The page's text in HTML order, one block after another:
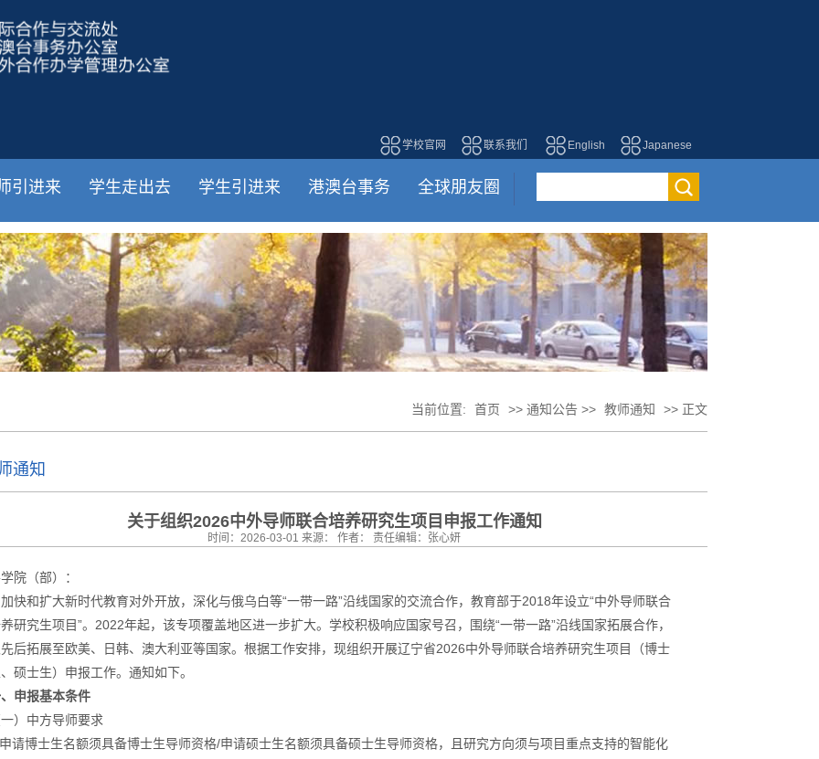
学校官网 联系我们 English Japanese
引进来 学生走出去 学生引进来 港澳台事务 全球朋友圈
当前位置: 首页 >> 通知公告 >> 教师通知 >> 正文
通知
关于组织2026中外导师联合培养研究生项目申报工作通知
时间：2026-03-01 来源： 作者： 责任编辑：张心妍
院（部）：
快和扩大新时代教育对外开放，深化与俄乌白等“一带一路”沿线国家的交流合作，教育部于2018年设立“中外导师联合
研究生项目”。2022年起，该专项覆盖地区进一步扩大。学校积极响应国家号召，围绕“一带一路”沿线国家拓展合作，
后拓展至欧美、日韩、澳大利亚等国家。根据工作安排，现组织开展辽宁省2026中外导师联合培养研究生项目（博士
硕士生）申报工作。通知如下。
申报基本条件
）中方导师要求
请博士生名额须具备博士生导师资格/申请硕士生名额须具备硕士生导师资格，且研究方向须与项目重点支持的智能化